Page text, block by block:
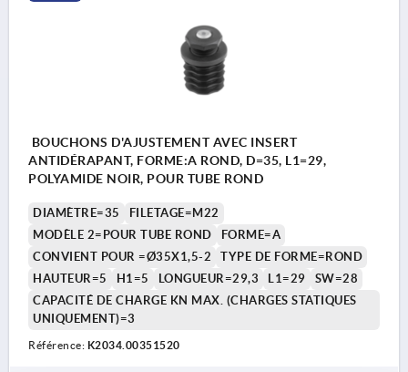
BOUCHONS D'AJUSTEMENT AVEC INSERT
ANTIDÉRAPANT, FORME:A ROND, D=35, L1=29,
POLYAMIDE NOIR, POUR TUBE ROND
DIAMÈTRE=35
FILETAGE=M22
MODÈLE 2=POUR TUBE ROND
FORME=A
CONVIENT POUR =Ø35X1,5-2
TYPE DE FORME=ROND
HAUTEUR=5
H1=5 LONGUEUR=29,3 L1=29
SW=28
CAPACITÉ DE CHARGE KN MAX. (CHARGES STATIQUES
UNIQUEMENT)=3
Référence: K2034.00351520